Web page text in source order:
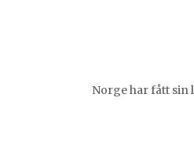
Norge har fått sin